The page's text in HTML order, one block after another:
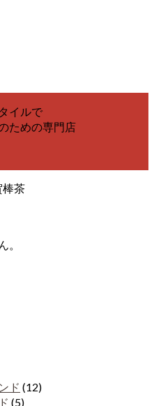
イルで
ための専門店
。
棒茶
ド (12)
(5)